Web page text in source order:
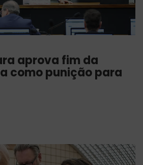
aprova fim da
como punição para